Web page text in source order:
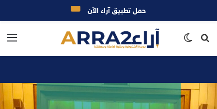
بحث
حمل تطبيق آراء الآن